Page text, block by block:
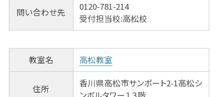
問い合わせ先
0120-781-214
受付担当校:高松校
教室名 高松教室
住所
香川県高松市サンポート2-1高松シ